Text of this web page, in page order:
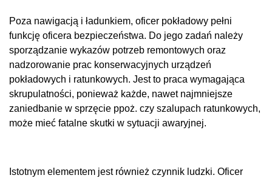
Poza nawigacją i ładunkiem, oficer pokładowy pełni
funkcję oficera bezpieczeństwa. Do jego zadań należy
sporządzanie wykazów potrzeb remontowych oraz
nadzorowanie prac konserwacyjnych urządzeń
pokładowych i ratunkowych. Jest to praca wymagająca
skrupulatności, ponieważ każde, nawet najmniejsze
zaniedbanie w sprzęcie ppoż. czy szalupach ratunkowych,
może mieć fatalne skutki w sytuacji awaryjnej.
Istotnym elementem jest również czynnik ludzki. Oficer